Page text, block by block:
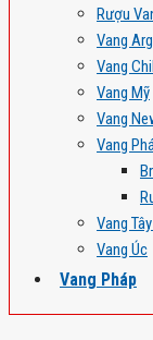
Rượu
Vang
Vang
Vang Mỹ
Vang
Vang
Vang
Vang Úc
Vang Pháp